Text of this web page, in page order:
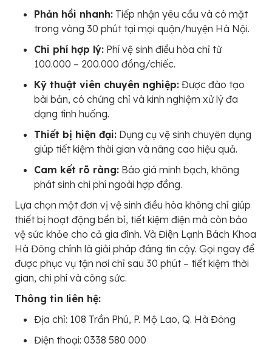
Phản hồi nhanh: Tiếp nhận yêu cầu và có mặt
trong vòng 30 phút tại mọi quận/huyện Hà Nội.
Chi phí hợp lý: Phí vệ sinh điều hòa chỉ từ
100.000 – 200.000 đồng/chiếc.
Kỹ thuật viên chuyên nghiệp: Được đào tạo
bài bản, có chứng chỉ và kinh nghiệm xử lý đa
dạng tình huống.
Thiết bị hiện đại: Dụng cụ vệ sinh chuyên dụng
giúp tiết kiệm thời gian và nâng cao hiệu quả.
Cam kết rõ ràng: Báo giá minh bạch, không
phát sinh chi phí ngoài hợp đồng.
Lựa chọn một đơn vị vệ sinh điều hòa không chỉ giúp
thiết bị hoạt động bền bỉ, tiết kiệm điện mà còn bảo
vệ sức khỏe cho cả gia đình. Và Điện Lạnh Bách Khoa
Hà Đông chính là giải pháp đáng tin cậy. Gọi ngay để
được phục vụ tận nơi chỉ sau 30 phút – tiết kiệm thời
gian, chi phí và công sức.
Thông tin liên hệ:
Địa chỉ: 108 Trần Phú, P. Mộ Lao, Q. Hà Đông
Điện thoại: 0338 580 000